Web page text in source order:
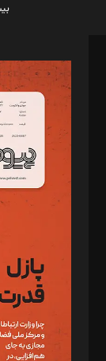
مدیر مسئول:
سردبیر: مهرک
دبیر تحریریه: میثم
د‌بیر ناداستان:
د‌بیر خدمت و
د‌بیر حقوق
د‌بیر پیوست جهان:
د‌بیر تحریریه
تحریریه‌: مجتبی
مصطفی مسجدی
رستمی،مصطفی
ویرایش: نگار استاد‌‌آقا
طراح یونیفرم: مجید